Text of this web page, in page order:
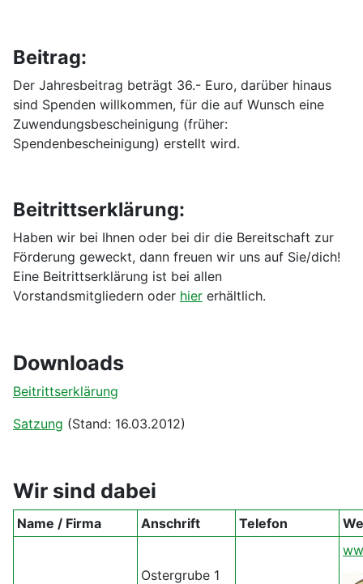
Beitrag:
Der Jahresbeitrag beträgt 36.- Euro, darüber hinaus
sind Spenden willkommen, für die auf Wunsch eine
Zuwendungsbescheinigung (früher:
Spendenbescheinigung) erstellt wird.
Beitrittserklärung:
Haben wir bei Ihnen oder bei dir die Bereitschaft zur
Förderung geweckt, dann freuen wir uns auf Sie/dich!
Eine Beitrittserklärung ist bei allen
Vorstandsmitgliedern oder hier erhältlich.
Downloads
Beitrittserklärung
Satzung (Stand: 16.03.2012)
Wir sind dabei
Name / Firma Anschrift Telefon
Ostergrube 1